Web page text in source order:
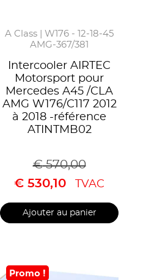
A Class | W176 - 12-18-45
AMG-367/381
Intercooler AIRTEC
Motorsport pour
Mercedes A45 /CLA
AMG W176/C117 2012
à 2018 -référence
ATINTMB02
€570,00
€ 530,10 TVAC
Ajouter au panier
Promo !